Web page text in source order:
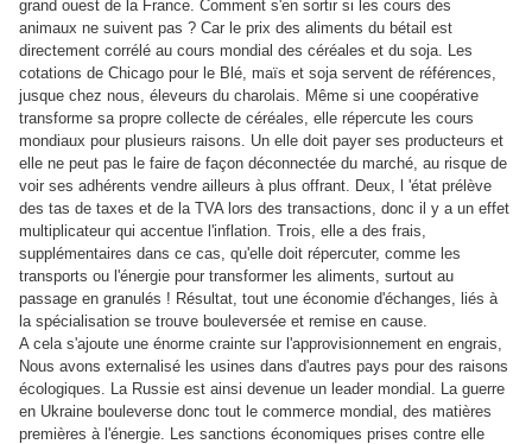
grand ouest de la France. Comment s'en sortir si les cours des
animaux ne suivent pas ? Car le prix des aliments du bétail est
directement corrélé au cours mondial des céréales et du soja. Les
cotations de Chicago pour le Blé, maïs et soja servent de références,
jusque chez nous, éleveurs du charolais. Même si une coopérative
transforme sa propre collecte de céréales, elle répercute les cours
mondiaux pour plusieurs raisons. Un elle doit payer ses producteurs et
elle ne peut pas le faire de façon déconnectée du marché, au risque de
voir ses adhérents vendre ailleurs à plus offrant. Deux, l 'état prélève
des tas de taxes et de la TVA lors des transactions, donc il y a un effet
multiplicateur qui accentue l'inflation. Trois, elle a des frais,
supplémentaires dans ce cas, qu'elle doit répercuter, comme les
transports ou l'énergie pour transformer les aliments, surtout au
passage en granulés ! Résultat, tout une économie d'échanges, liés à
la spécialisation se trouve bouleversée et remise en cause.
A cela s'ajoute une énorme crainte sur l'approvisionnement en engrais,
Nous avons externalisé les usines dans d'autres pays pour des raisons
écologiques. La Russie est ainsi devenue un leader mondial. La guerre
en Ukraine bouleverse donc tout le commerce mondial, des matières
premières à l'énergie. Les sanctions économiques prises contre elle